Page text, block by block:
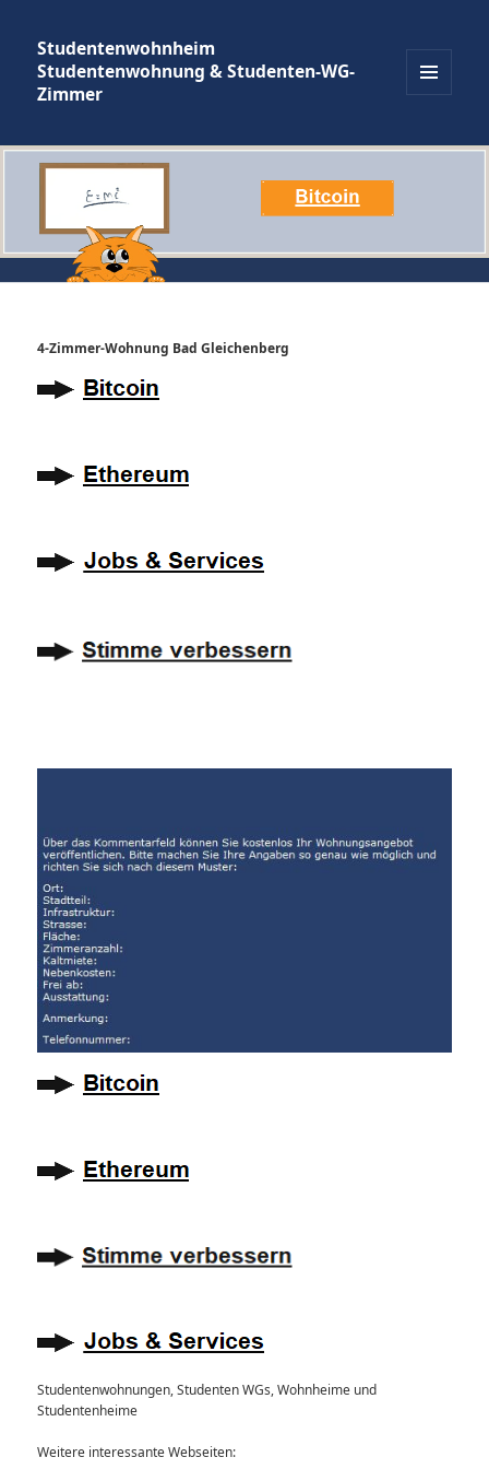
Studentenwohnheim
Studentenwohnung & Studenten-WG-
Zimmer
4-Zimmer-Wohnung Bad Gleichenberg
Studentenwohnungen, Studenten WGs, Wohnheime und
Studentenheime
Weitere interessante Webseiten: